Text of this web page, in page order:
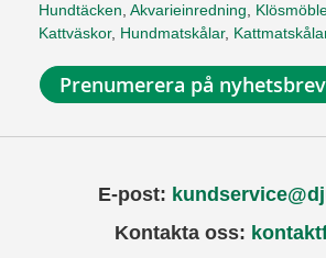
Hundtäcken, Akvarieinredning,
Kattväskor, Hundmatskålar,
Prenumerera på nyhetsbrev
E-post:
Kontakta oss: